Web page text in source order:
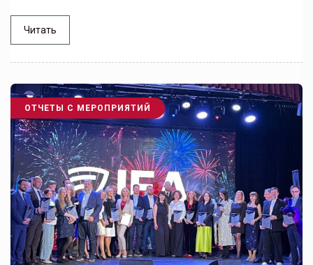
Читать
ОТЧЕТЫ С МЕРОПРИЯТИЙ